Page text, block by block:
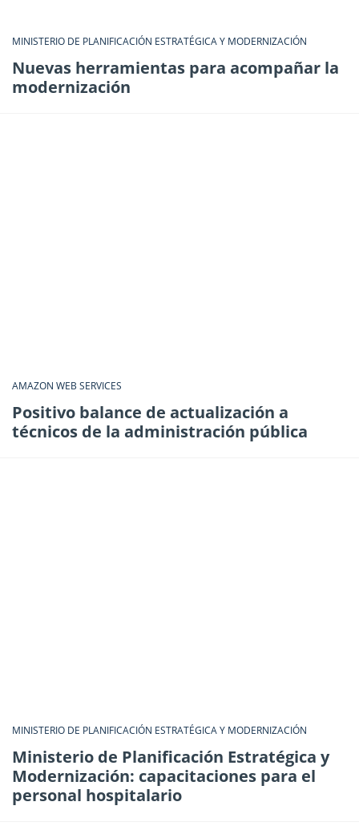
MINISTERIO DE PLANIFICACIÓN ESTRATÉGICA Y MODERNIZACIÓN
Nuevas herramientas para acompañar la
modernización
AMAZON WEB SERVICES
Positivo balance de actualización a
técnicos de la administración pública
MINISTERIO DE PLANIFICACIÓN ESTRATÉGICA Y MODERNIZACIÓN
Ministerio de Planificación Estratégica y
Modernización: capacitaciones para el
personal hospitalario